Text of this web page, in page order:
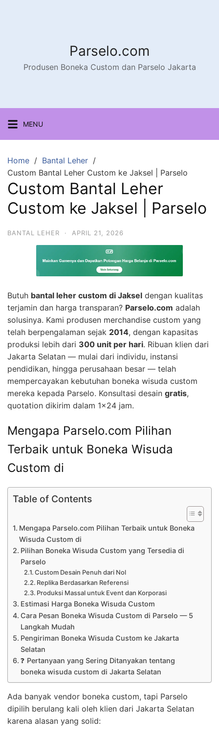
Parselo.com
Produsen Boneka Custom dan Parselo Jakarta
MENU
Home
Bantal Leher
Custom Bantal Leher Custom ke Jaksel | Parselo
Custom Bantal Leher
Custom ke Jaksel | Parselo
BANTAL LEHER · APRIL 21, 2026
Butuh bantal leher custom di Jaksel dengan kualitas
terjamin dan harga transparan? Parselo.com adalah
solusinya. Kami produsen merchandise custom yang
telah berpengalaman sejak 2014, dengan kapasitas
produksi lebih dari 300 unit per hari. Ribuan klien dari
Jakarta Selatan — mulai dari individu, instansi
pendidikan, hingga perusahaan besar — telah
mempercayakan kebutuhan boneka wisuda custom
mereka kepada Parselo. Konsultasi desain gratis,
quotation dikirim dalam 1×24 jam.
Mengapa Parselo.com Pilihan
Terbaik untuk Boneka Wisuda
Custom di
Table of Contents
Mengapa Parselo.com Pilihan Terbaik untuk Boneka
Wisuda Custom di
Pilihan Boneka Wisuda Custom yang Tersedia di
Parselo
Custom Desain Penuh dari Nol
Replika Berdasarkan Referensi
Produksi Massal untuk Event dan Korporasi
Estimasi Harga Boneka Wisuda Custom
Cara Pesan Boneka Wisuda Custom di Parselo — 5
Langkah Mudah
Pengiriman Boneka Wisuda Custom ke Jakarta
Selatan
❓ Pertanyaan yang Sering Ditanyakan tentang
boneka wisuda custom di Jakarta Selatan
Ada banyak vendor boneka custom, tapi Parselo
dipilih berulang kali oleh klien dari Jakarta Selatan
karena alasan yang solid: